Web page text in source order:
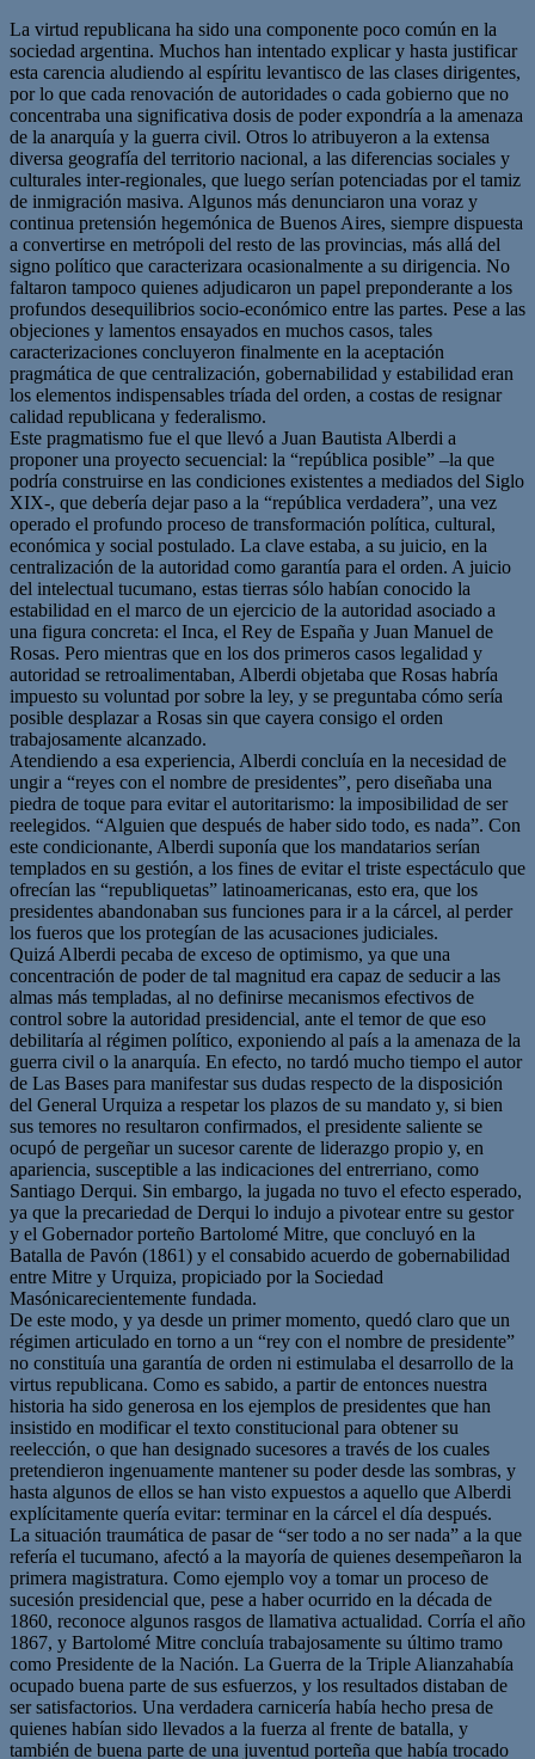
La virtud republicana ha sido una componente poco común en la
sociedad argentina. Muchos han intentado explicar y hasta justificar
esta carencia aludiendo al espíritu levantisco de las clases dirigentes,
por lo que cada renovación de autoridades o cada gobierno que no
concentraba una significativa dosis de poder expondría a la amenaza
de la anarquía y la guerra civil. Otros lo atribuyeron a la extensa
diversa geografía del territorio nacional, a las diferencias sociales y
culturales inter-regionales, que luego serían potenciadas por el tamiz
de inmigración masiva. Algunos más denunciaron una voraz y
continua pretensión hegemónica de Buenos Aires, siempre dispuesta
a convertirse en metrópoli del resto de las provincias, más allá del
signo político que caracterizara ocasionalmente a su dirigencia. No
faltaron tampoco quienes adjudicaron un papel preponderante a los
profundos desequilibrios socio-económico entre las partes. Pese a las
objeciones y lamentos ensayados en muchos casos, tales
caracterizaciones concluyeron finalmente en la aceptación
pragmática de que centralización, gobernabilidad y estabilidad eran
los elementos indispensables tríada del orden, a costas de resignar
calidad republicana y federalismo.
Este pragmatismo fue el que llevó a Juan Bautista Alberdi a
proponer una proyecto secuencial: la “república posible” –la que
podría construirse en las condiciones existentes a mediados del Siglo
XIX-, que debería dejar paso a la “república verdadera”, una vez
operado el profundo proceso de transformación política, cultural,
económica y social postulado. La clave estaba, a su juicio, en la
centralización de la autoridad como garantía para el orden. A juicio
del intelectual tucumano, estas tierras sólo habían conocido la
estabilidad en el marco de un ejercicio de la autoridad asociado a
una figura concreta: el Inca, el Rey de España y Juan Manuel de
Rosas. Pero mientras que en los dos primeros casos legalidad y
autoridad se retroalimentaban, Alberdi objetaba que Rosas habría
impuesto su voluntad por sobre la ley, y se preguntaba cómo sería
posible desplazar a Rosas sin que cayera consigo el orden
trabajosamente alcanzado.
Atendiendo a esa experiencia, Alberdi concluía en la necesidad de
ungir a “reyes con el nombre de presidentes”, pero diseñaba una
piedra de toque para evitar el autoritarismo: la imposibilidad de ser
reelegidos. “Alguien que después de haber sido todo, es nada”. Con
este condicionante, Alberdi suponía que los mandatarios serían
templados en su gestión, a los fines de evitar el triste espectáculo que
ofrecían las “republiquetas” latinoamericanas, esto era, que los
presidentes abandonaban sus funciones para ir a la cárcel, al perder
los fueros que los protegían de las acusaciones judiciales.
Quizá Alberdi pecaba de exceso de optimismo, ya que una
concentración de poder de tal magnitud era capaz de seducir a las
almas más templadas, al no definirse mecanismos efectivos de
control sobre la autoridad presidencial, ante el temor de que eso
debilitaría al régimen político, exponiendo al país a la amenaza de la
guerra civil o la anarquía. En efecto, no tardó mucho tiempo el autor
de Las Bases para manifestar sus dudas respecto de la disposición
del General Urquiza a respetar los plazos de su mandato y, si bien
sus temores no resultaron confirmados, el presidente saliente se
ocupó de pergeñar un sucesor carente de liderazgo propio y, en
apariencia, susceptible a las indicaciones del entrerriano, como
Santiago Derqui. Sin embargo, la jugada no tuvo el efecto esperado,
ya que la precariedad de Derqui lo indujo a pivotear entre su gestor
y el Gobernador porteño Bartolomé Mitre, que concluyó en la
Batalla de Pavón (1861) y el consabido acuerdo de gobernabilidad
entre Mitre y Urquiza, propiciado por la Sociedad
Masónicarecientemente fundada.
De este modo, y ya desde un primer momento, quedó claro que un
régimen articulado en torno a un “rey con el nombre de presidente”
no constituía una garantía de orden ni estimulaba el desarrollo de la
virtus republicana. Como es sabido, a partir de entonces nuestra
historia ha sido generosa en los ejemplos de presidentes que han
insistido en modificar el texto constitucional para obtener su
reelección, o que han designado sucesores a través de los cuales
pretendieron ingenuamente mantener su poder desde las sombras, y
hasta algunos de ellos se han visto expuestos a aquello que Alberdi
explícitamente quería evitar: terminar en la cárcel el día después.
La situación traumática de pasar de “ser todo a no ser nada” a la que
refería el tucumano, afectó a la mayoría de quienes desempeñaron la
primera magistratura. Como ejemplo voy a tomar un proceso de
sucesión presidencial que, pese a haber ocurrido en la década de
1860, reconoce algunos rasgos de llamativa actualidad. Corría el año
1867, y Bartolomé Mitre concluía trabajosamente su último tramo
como Presidente de la Nación. La Guerra de la Triple Alianzahabía
ocupado buena parte de sus esfuerzos, y los resultados distaban de
ser satisfactorios. Una verdadera carnicería había hecho presa de
quienes habían sido llevados a la fuerza al frente de batalla, y
también de buena parte de una juventud porteña que había trocado